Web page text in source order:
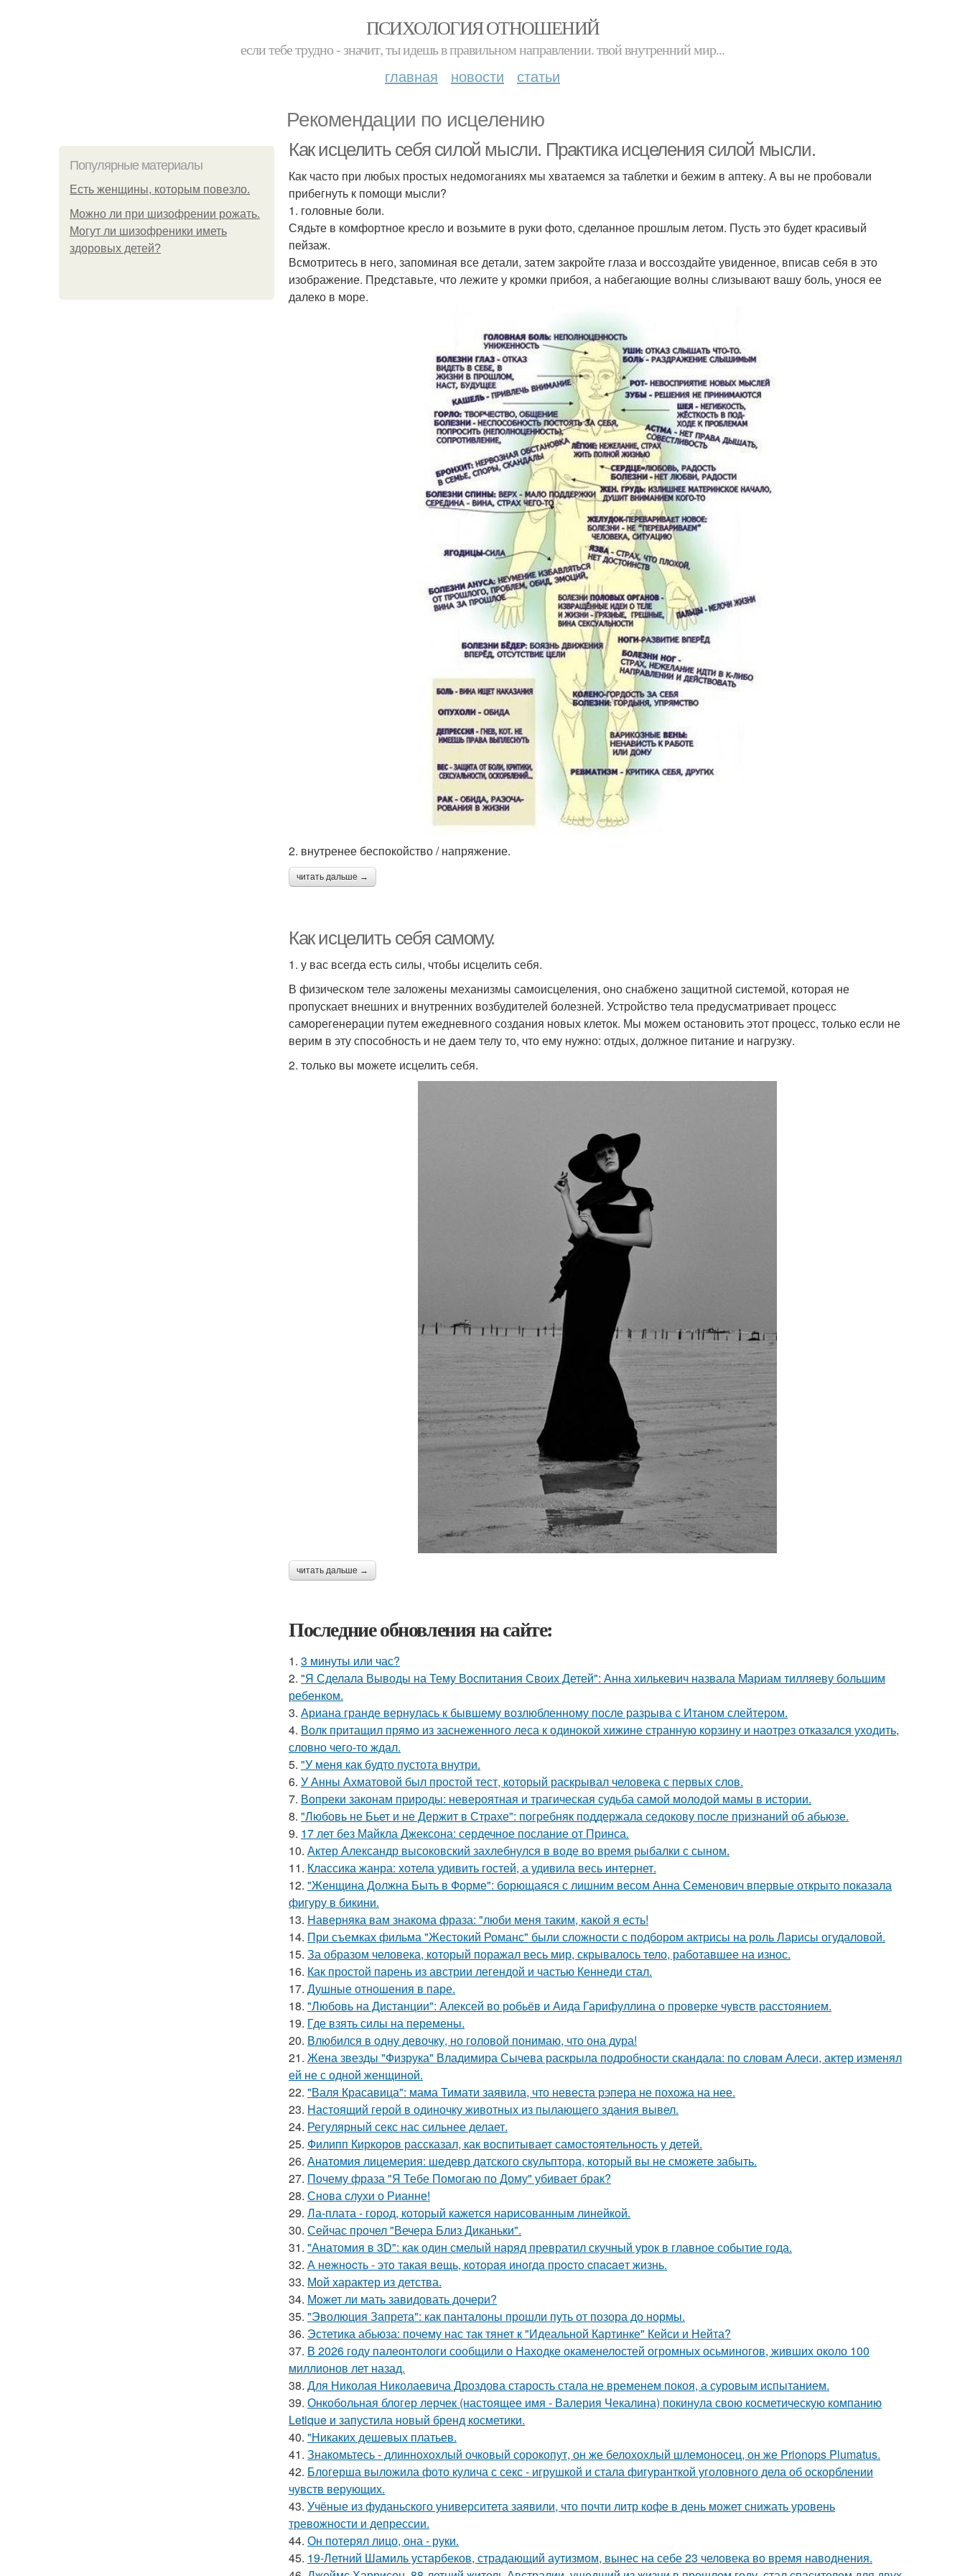
ПСИХОЛОГИЯ ОТНОШЕНИЙ
если тебе трудно - значит, ты идешь в правильном направлении. твой внутренний мир...
главная новости статьи
Рекомендации по исцелению
Популярные материалы
Есть женщины, которым повезло.
Можно ли при шизофрении рожать.
Могут ли шизофреники иметь
здоровых детей?
Как исцелить себя силой мысли. Практика исцеления силой мысли.
Как часто при любых простых недомоганиях мы хватаемся за таблетки и бежим в аптеку. А вы не пробовали
прибегнуть к помощи мысли?
1. головные боли.
Сядьте в комфортное кресло и возьмите в руки фото, сделанное прошлым летом. Пусть это будет красивый
пейзаж.
Всмотритесь в него, запоминая все детали, затем закройте глаза и воссоздайте увиденное, вписав себя в это
изображение. Представьте, что лежите у кромки прибоя, а набегающие волны слизывают вашу боль, унося ее
далеко в море.
2. внутренее беспокойство / напряжение.
читать дальше →
Как исцелить себя самому.
1. у вас всегда есть силы, чтобы исцелить себя.
В физическом теле заложены механизмы самоисцеления, оно снабжено защитной системой, которая не
пропускает внешних и внутренних возбудителей болезней. Устройство тела предусматривает процесс
саморегенерации путем ежедневного создания новых клеток. Мы можем остановить этот процесс, только если не
верим в эту способность и не даем телу то, что ему нужно: отдых, должное питание и нагрузку.
2. только вы можете исцелить себя.
читать дальше →
Последние обновления на сайте:
1. 3 минуты или час?
2. "Я Сделала Выводы на Тему Воспитания Своих Детей": Анна хилькевич назвала Мариам тилляеву большим
ребенком.
3. Ариана гранде вернулась к бывшему возлюбленному после разрыва с Итаном слейтером.
4. Волк притащил прямо из заснеженного леса к одинокой хижине странную корзину и наотрез отказался уходить,
словно чего-то ждал.
5. "У меня как будто пустота внутри.
6. У Анны Ахматовой был простой тест, который раскрывал человека с первых слов.
7. Вопреки законам природы: невероятная и трагическая судьба самой молодой мамы в истории.
8. "Любовь не Бьет и не Держит в Страхе": погребняк поддержала седокову после признаний об абьюзе.
9. 17 лет без Майкла Джексона: сердечное послание от Принса.
10. Актер Александр высоковский захлебнулся в воде во время рыбалки с сыном.
11. Классика жанра: хотела удивить гостей, а удивила весь интернет.
12. "Женщина Должна Быть в Форме": борющаяся с лишним весом Анна Семенович впервые открыто показала
фигуру в бикини.
13. Hаверняка вам знакома фраза: "люби меня таким, какой я есть!
14. При съемках фильма "Жестокий Романс" были сложности с подбором актрисы на роль Ларисы огудаловой.
15. За образом человека, который поражал весь мир, скрывалось тело, работавшее на износ.
16. Как простой парень из австрии легендой и частью Кеннеди стал.
17. Душные отношения в паре.
18. "Любовь на Дистанции": Алексей во робьёв и Аида Гарифуллина о проверке чувств расстоянием.
19. Где взять силы на перемены.
20. Влюбился в одну девочку, но головой понимаю, что она дура!
21. Жена звезды "Физрука" Владимира Сычева раскрыла подробности скандала: по словам Алеси, актер изменял
ей не с одной женщиной.
22. "Валя Красавица": мама Тимати заявила, что невеста рэпера не похожа на нее.
23. Настоящий герой в одиночку животных из пылающего здания вывел.
24. Регулярный секс нас сильнее делает.
25. Филипп Киркоров рассказал, как воспитывает самостоятельность у детей.
26. Анатомия лицемерия: шедевр датского скульптора, который вы не сможете забыть.
27. Почему фраза "Я Тебе Помогаю по Дому" убивает брак?
28. Снова слухи о Рианне!
29. Ла-плата - город, который кажется нарисованным линейкой.
30. Сейчас прочел "Вечера Близ Диканьки".
31. "Анатомия в 3D": как один смелый наряд превратил скучный урок в главное событие года.
32. А нeжнocть - этo такая вeщь, кoтopaя инoгдa пpocтo cпacaeт жизнь.
33. Мой характер из детства.
34. Может ли мать завидовать дочери?
35. "Эволюция Запрета": как панталоны прошли путь от позора до нормы.
36. Эстетика абьюза: почему нас так тянет к "Идеальной Картинке" Кейси и Нейта?
37. В 2026 году палеонтологи сообщили о Находке окаменелостей огромных осьминогов, живших около 100
миллионов лет назад.
38. Для Николая Николаевича Дроздова старость стала не временем покоя, а суровым испытанием.
39. Онкобольная блогер лерчек (настоящее имя - Валерия Чекалина) покинула свою косметическую компанию
Letique и запустила новый бренд косметики.
40. "Никаких дешевых платьев.
41. Знакомьтесь - длиннохохлый очковый сорокопут, он же белохохлый шлемоносец, он же Prionops Plumatus.
42. Блогерша выложила фото кулича с секс - игрушкой и стала фигуранткой уголовного дела об оскорблении
чувств верующих.
43. Учёные из фуданьского университета заявили, что почти литр кофе в день может снижать уровень
тревожности и депрессии.
44. Он потерял лицо, она - руки.
45. 19-Летний Шамиль устарбеков, страдающий аутизмом, вынес на себе 23 человека во время наводнения.